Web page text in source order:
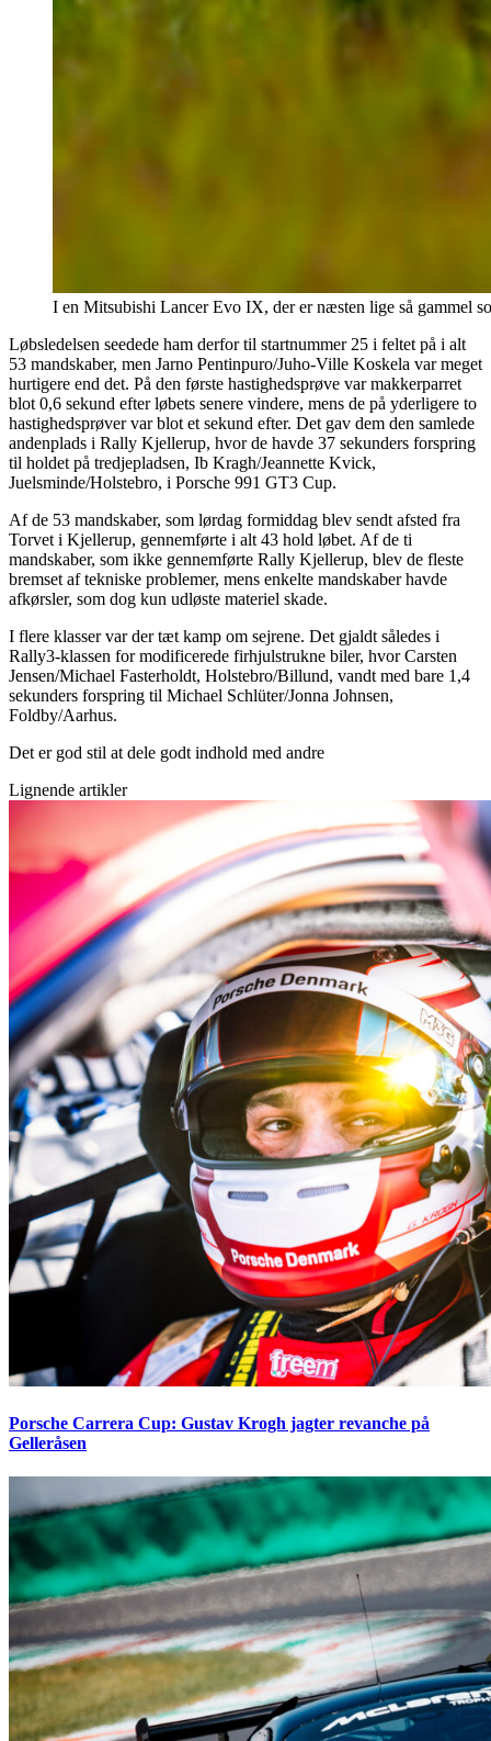
I en Mitsubishi Lancer Evo IX, der er næsten lige så gammel
Løbsledelsen seedede ham derfor til startnummer 25 i feltet på i alt
53 mandskaber, men Jarno Pentinpuro/Juho-Ville Koskela var meget
hurtigere end det. På den første hastighedsprøve var makkerparret
blot 0,6 sekund efter løbets senere vindere, mens de på yderligere to
hastighedsprøver var blot et sekund efter. Det gav dem den samlede
andenplads i Rally Kjellerup, hvor de havde 37 sekunders forspring
til holdet på tredjepladsen, Ib Kragh/Jeannette Kvick,
Juelsminde/Holstebro, i Porsche 991 GT3 Cup.
Af de 53 mandskaber, som lørdag formiddag blev sendt afsted fra
Torvet i Kjellerup, gennemførte i alt 43 hold løbet. Af de ti
mandskaber, som ikke gennemførte Rally Kjellerup, blev de fleste
bremset af tekniske problemer, mens enkelte mandskaber havde
afkørsler, som dog kun udløste materiel skade.
I flere klasser var der tæt kamp om sejrene. Det gjaldt således i
Rally3-klassen for modificerede firhjulstrukne biler, hvor Carsten
Jensen/Michael Fasterholdt, Holstebro/Billund, vandt med bare 1,4
sekunders forspring til Michael Schlüter/Jonna Johnsen,
Foldby/Aarhus.
Det er god stil at dele godt indhold med andre
Lignende artikler
Porsche Carrera Cup: Gustav Krogh jagter revanche på
Gelleråsen